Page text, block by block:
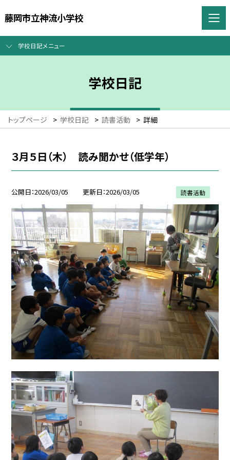
藤岡市立神流小学校
学校日記メニュー
学校日記
トップページ > 学校日記 > 読書活動 > 詳細
３月５日（木） 読み聞かせ（低学年）
公開日 2026/03/05 更新日 2026/03/05 読書活動